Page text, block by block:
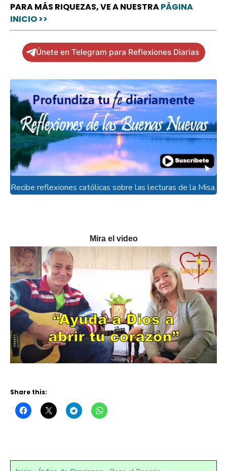
PARA MÁS RIQUEZAS, VE A NUESTRAPÁGINA
INICIO >>
Únete en Telegram para Reflexiones Diarias
Recibe reflexiones católicas sobre las lecturas de la Misa.
Mira el video
Share this: